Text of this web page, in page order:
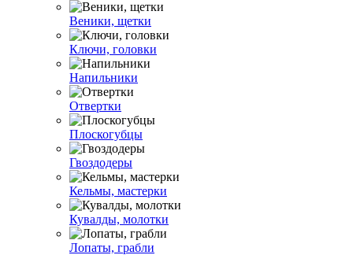
Веники, щетки
Ключи, головки
Напильники
Отвертки
Плоскогубцы
Гвоздодеры
Кельмы, мастерки
Кувалды, молотки
Лопаты, грабли